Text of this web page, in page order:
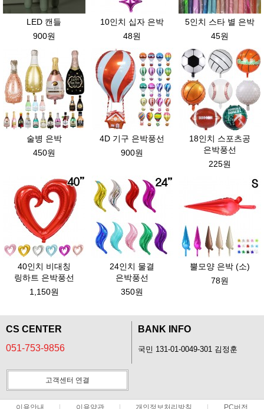
LED 캔들
900원
10인치 십자 은박
48원
5인치 스타 별 은박
45원
술병 은박
450원
4D 기구 은박풍선
900원
18인치 스포츠공
은박풍선
225원
40인치 비대칭
링하트 은박풍선
1,150원
24인치 물결
은박풍선
350원
뿔모양 은박 (소)
78원
CS CENTER
051-753-9856
BANK INFO
국민 131-01-0049-301 김정훈
고객센터 연결
이용안내 이용약관 개인정보처리방침 PC버전